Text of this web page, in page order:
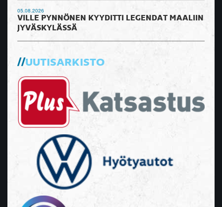
05.08.2026
VILLE PYNNÖNEN KYYDITTI LEGENDAT MAALIIN
JYVÄSKYLÄSSÄ
UUTISARKISTO